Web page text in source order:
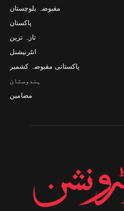
مقبوضہ بلوچستان
پاکستان
تازہ ترین
انٹرنیشنل
پاکستانی مقبوضہ کشمیر
ہندوستان
مضامین